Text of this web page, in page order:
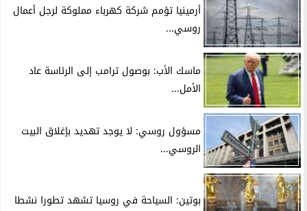
أرمينيا تؤمم شركة كهرباء مملوكة لرجل أعمال
روسي...
ماسك الأب: بوصول ترامب إلى الرئاسة عاد
الأمل...
مسؤول روسي: لا يوجد تهديد بإغلاق البيت
الروسي...
بوتين: السياحة في روسيا تشهد تطورا نشطا